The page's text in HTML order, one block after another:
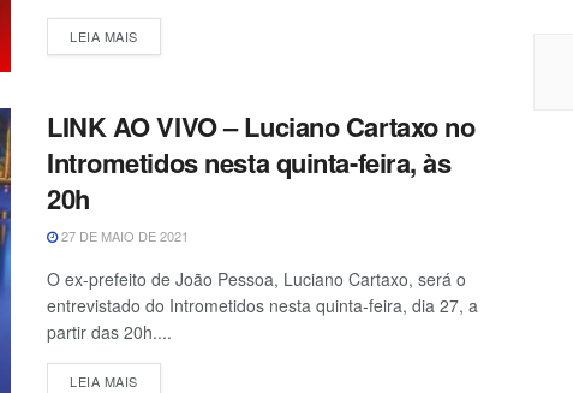
LEIA MAIS
LINK AO VIVO – Luciano Cartaxo no
Intrometidos nesta quinta-feira, às
20h
27 DE MAIO DE 2021
O ex-prefeito de João Pessoa, Luciano Cartaxo, será o
entrevistado do Intrometidos nesta quinta-feira, dia 27, a
partir das 20h....
LEIA MAIS